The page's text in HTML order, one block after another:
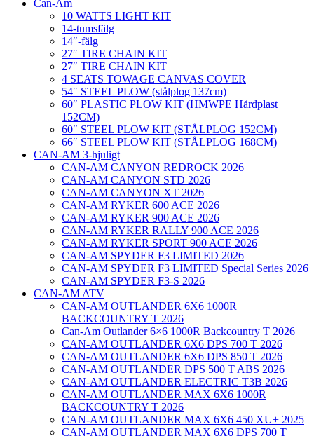
Can-Am
10 WATTS LIGHT KIT
14-tumsfälg
14″-fälg
27″ TIRE CHAIN KIT
27″ TIRE CHAIN KIT
4 SEATS TOWAGE CANVAS COVER
54″ STEEL PLOW (stålplog 137cm)
60″ PLASTIC PLOW KIT (HMWPE Hårdplast
152CM)
60″ STEEL PLOW KIT (STÅLPLOG 152CM)
66″ STEEL PLOW KIT (STÅLPLOG 168CM)
CAN-AM 3-hjuligt
CAN-AM CANYON REDROCK 2026
CAN-AM CANYON STD 2026
CAN-AM CANYON XT 2026
CAN-AM RYKER 600 ACE 2026
CAN-AM RYKER 900 ACE 2026
CAN-AM RYKER RALLY 900 ACE 2026
CAN-AM RYKER SPORT 900 ACE 2026
CAN-AM SPYDER F3 LIMITED 2026
CAN-AM SPYDER F3 LIMITED Special Series 2026
CAN-AM SPYDER F3-S 2026
CAN-AM ATV
CAN-AM OUTLANDER 6X6 1000R
BACKCOUNTRY T 2026
Can-Am Outlander 6×6 1000R Backcountry T 2026
CAN-AM OUTLANDER 6X6 DPS 700 T 2026
CAN-AM OUTLANDER 6X6 DPS 850 T 2026
CAN-AM OUTLANDER DPS 500 T ABS 2026
CAN-AM OUTLANDER ELECTRIC T3B 2026
CAN-AM OUTLANDER MAX 6X6 1000R
BACKCOUNTRY T 2026
CAN-AM OUTLANDER MAX 6X6 450 XU+ 2025
CAN-AM OUTLANDER MAX 6X6 DPS 700 T